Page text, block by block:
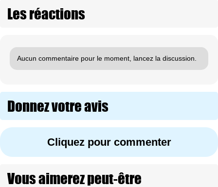
Les réactions
Aucun commentaire pour le moment, lancez la discussion.
Donnez votre avis
Cliquez pour commenter
Vous aimerez peut-être